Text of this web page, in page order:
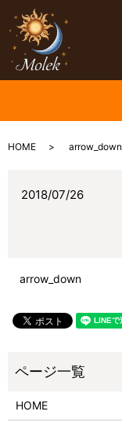
HOME arrow_down
2018/07/26
arrow_down
HOME